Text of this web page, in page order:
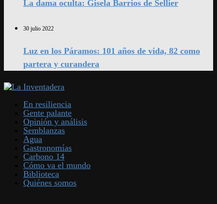
La dama oculta: Gisela Barrios de Sellier
30 julio 2022
Luz en los Páramos: 101 años de vida, 82 como
partera y curandera
En resiliencia
Gente palante
Opinión y análisis
Semblanzas
Agua
Gastronomías
Carbono 14
Cómo va el mundo
Biblioteca
Quiénes somos